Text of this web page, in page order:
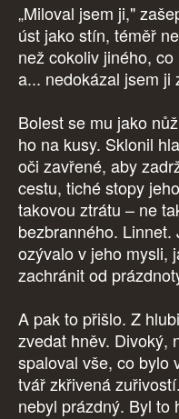
„Miloval jsem ji,"
úst jako stín, téměř
než cokoliv jiného,
a... nedokázal jsem ji
Bolest se mu jako
ho na kusy. Sklonil
oči zavřené, aby
cestu, tiché stopy
takovou ztrátu – ne
bezbranného.
ozývalo v jeho mysli,
zachránit od
A pak to přišlo. Z
zvedat hněv. Divoký,
spaloval vše, co bylo
tvář zkřivená
nebyl prázdný. Byl to